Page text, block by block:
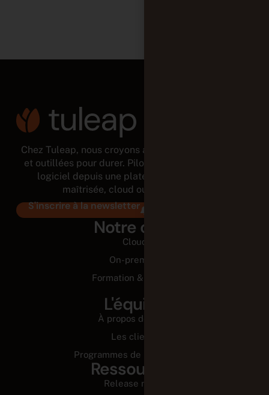
Chez Tuleap, nous croyons aux équipes autonomes
et outillées pour durer. Pilotez tout le cycle de vie
logiciel depuis une plateforme modulaire et
maîtrisée, cloud ou on-premises.
S'inscrire à la newsletter
Notre offre
Cloud
On-premise
Formation & Conseil
L'équipe
À propos de nous
Les clients
Programmes de partenariats
Ressources
Release notes